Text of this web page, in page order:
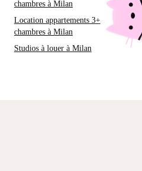
chambres à Milan
Location appartements 3+
chambres à Milan
Studios à louer à Milan